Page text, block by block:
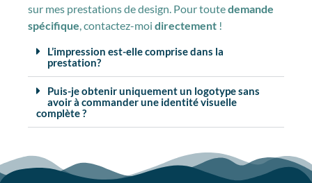
sur mes prestations de design. Pour toutedemande
spécifique, contactez-moi directement !
L’impression est-elle comprise dans la
prestation?
Puis-je obtenir uniquement un logotype sans
avoir à commander une identité visuelle
complète ?